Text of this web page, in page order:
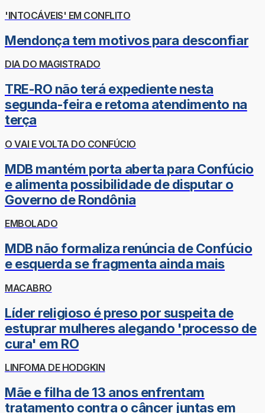
'INTOCÁVEIS' EM CONFLITO
Mendonça tem motivos para desconfiar
DIA DO MAGISTRADO
TRE-RO não terá expediente nesta
segunda-feira e retoma atendimento na
terça
O VAI E VOLTA DO CONFÚCIO
MDB mantém porta aberta para Confúcio
e alimenta possibilidade de disputar o
Governo de Rondônia
EMBOLADO
MDB não formaliza renúncia de Confúcio
e esquerda se fragmenta ainda mais
MACABRO
Líder religioso é preso por suspeita de
estuprar mulheres alegando 'processo de
cura' em RO
LINFOMA DE HODGKIN
Mãe e filha de 13 anos enfrentam
tratamento contra o câncer juntas em